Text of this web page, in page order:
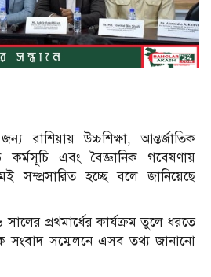
জন্য রাশিয়ায় উচ্চশিক্ষা, আন্তর্জাতিক
কর্মসূচি এবং বৈজ্ঞানিক গবেষণায়
সম্প্রসারিত হচ্ছে বলে জানিয়েছে
প্রথমার্ধের কার্যক্রম তুলে ধরতে
সংবাদ সম্মেলনে এসব তথ্য জানানো